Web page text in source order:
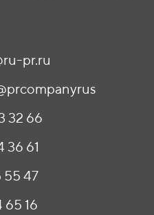
pr.ru
32 66
36 61
55 47
65 16